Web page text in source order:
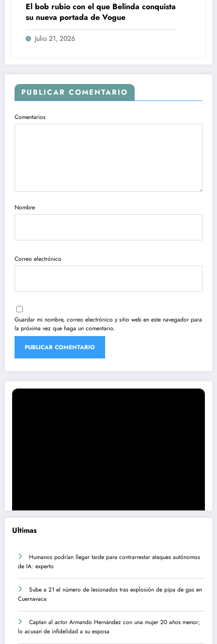
El bob rubio con el que Belinda conquista
su nueva portada de Vogue
Julio 21, 2026
PUBLICAR COMENTARIO
Comentarios
Nombre
Correo electrónico
Guardar mi nombre, correo electrónico y sitio web en este navegador para
la próxima vez que haga un comentario.
Ultimas
Humanos podrían llegar tarde para contrarrestar ataques autónomos
de IA: experto
Sube a 21 el número de lesionados tras explosión de pipa de gas en
Cuernavaca
Captan al actor Armando Hernández con una mujer 20 años menor;
lo acusan de infidelidad a su esposa